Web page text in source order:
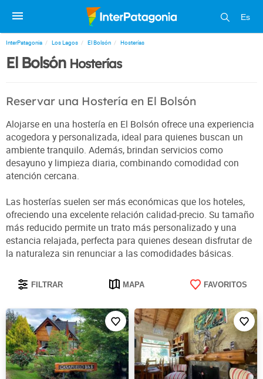
Es
InterPatagonia Los Lagos El Bolsón Hosterías
El Bolsón Hosterías
Reservar una Hostería en El Bolsón
Alojarse en una hostería en El Bolsón ofrece una experiencia
acogedora y personalizada, ideal para quienes buscan un
ambiente tranquilo. Además, brindan servicios como
desayuno y limpieza diaria, combinando comodidad con
atención cercana.
Las hosterías suelen ser más económicas que los hoteles,
ofreciendo una excelente relación calidad-precio. Su tamaño
más reducido permite un trato más personalizado y una
estancia relajada, perfecta para quienes desean disfrutar de
la naturaleza sin renunciar a las comodidades básicas.
FILTRAR MAPA FAVORITOS